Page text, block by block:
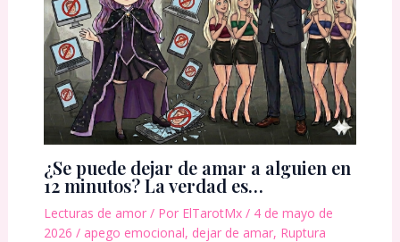
¿Se puede dejar de amar a alguien en
12 minutos? La verdad es…
Lecturas de amor/ Por ElTarotMx / 4 de mayo de
2026 / apego emocional, dejar de amar, Ruptura